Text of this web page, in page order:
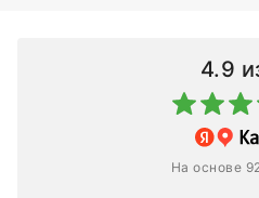
4.9
На основе